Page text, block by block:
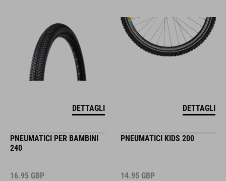
DETTAGLI DETTAGLI
PNEUMATICI PER BAMBINI
240
16.95 GBP
PNEUMATICI KIDS 200
14.95 GBP